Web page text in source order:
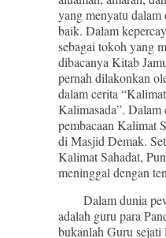
yang menyatu
baik. Dalam
sebagai tokoh yang
dibacanya Kitab
pernah dilakonkan
dalam cerita
Kalimasada”.
pembacaan Kalimat
di Masjid Demak.
Kalimat Sahadat,
meninggal dengan
Dalam dunia
adalah guru para
bukanlah Guru sejati